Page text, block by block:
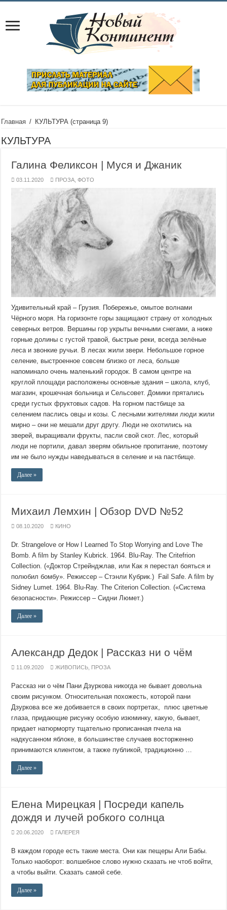
Главная / КУЛЬТУРА (страница 9)
КУЛЬТУРА
Галина Феликсон | Муся и Джаник
03.11.2020 ПРОЗА ,ФОТО
Удивительный край – Грузия. Побережье, омытое волнами
Чёрного моря. На горизонте горы защищают страну от холодных
северных ветров. Вершины гор укрыты вечными снегами, а ниже
горные долины с густой травой, быстрые реки, всегда зелёные
леса и звонкие ручьи. В лесах жили звери. Небольшое горное
селение, выстроенное совсем близко от леса, больше
напоминало очень маленький городок. В самом центре на
круглой площади расположены основные здания – школа, клуб,
магазин, крошечная больница и Сельсовет. Домики прятались
среди густых фруктовых садов. На горном пастбище за
селением паслись овцы и козы. С лесными жителями люди жили
мирно – они не мешали друг другу. Люди не охотились на
зверей, выращивали фрукты, пасли свой скот. Лес, который
люди не портили, давал зверям обильное пропитание, поэтому
им не было нужды наведываться в селение и на пастбище.
Далее »
Михаил Лемхин | Обзор DVD №52
08.10.2020 КИНО
Dr. Strangelove or How I Learned To Stop Worrying and Love The
Bomb. A film by Stanley Kubrick. 1964. Blu-Ray. The Critefrion
Collection. («Доктор Стрейнджлав, или Как я перестал бояться и
полюбил бомбу». Режиссер – Стэнли Кубрик.) Fail Safe. A film by
Sidney Lumet. 1964. Blu-Ray. The Criterion Collection. («Система
безопасности». Режиссер – Сидни Люмет.)
Далее »
Александр Дедок | Рассказ ни о чём
11.09.2020 ЖИВОПИСЬ ПРОЗА
Рассказ ни о чём Пани Дзуркова никогда не бывает довольна
своим рисунком. Относительная похожесть, которой пани
Дзуркова все же добивается в своих портретах, плюс цветные
глаза, придающие рисунку особую изюминку, какую, бывает,
придает натюрморту тщательно прописанная пчела на
надкусанном яблоке, в большинстве случаев восторженно
принимаются клиентом, а также публикой, традиционно …
Далее »
Елена Мирецкая | Посреди капель
дождя и лучей робкого солнца
20.06.2020 ГАЛЕРЕЯ
В каждом городе есть такие места. Они как пещеры Али Бабы.
Только наоборот: волшебное слово нужно сказать не чтоб войти,
а чтобы выйти. Сказать самой себе.
Далее »